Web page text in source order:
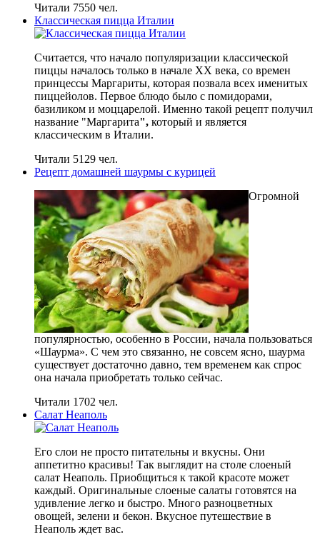
Читали 7550 чел.
Классическая пицца Италии
Считается, что начало популяризации классической
пиццы началось только в начале XX века, со времен
принцессы Маргариты, которая позвала всех именитых
пиццейолов. Первое блюдо было с помидорами,
базиликом и моццарелой. Именно такой рецепт получил
название "Маргарита", который и является
классическим в Италии.
Читали 5129 чел.
Рецепт домашней шаурмы с курицей
Огромной
популярностью, особенно в России, начала пользоваться
«Шаурма». С чем это связанно, не совсем ясно, шаурма
существует достаточно давно, тем временем как спрос
она начала приобретать только сейчас.
Читали 1702 чел.
Салат Неаполь
Его слои не просто питательны и вкусны. Они
аппетитно красивы! Так выглядит на столе слоеный
салат Неаполь. Приобщиться к такой красоте может
каждый. Оригинальные слоеные салаты готовятся на
удивление легко и быстро. Много разноцветных
овощей, зелени и бекон. Вкусное путешествие в
Неаполь ждет вас.